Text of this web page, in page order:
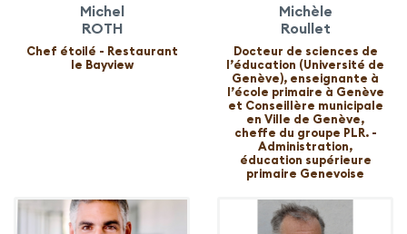
Michel
ROTH
Chef étoilé - Restaurant
le Bayview
Michèle
Roullet
Docteur de sciences de
l’éducation (Université de
Genève), enseignante à
l’école primaire à Genève
et Conseillère municipale
en Ville de Genève,
cheffe du groupe PLR. -
Administration,
éducation supérieure
primaire Genevoise